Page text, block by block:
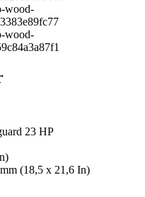
23 HP
(18,5 x 21,6 In)